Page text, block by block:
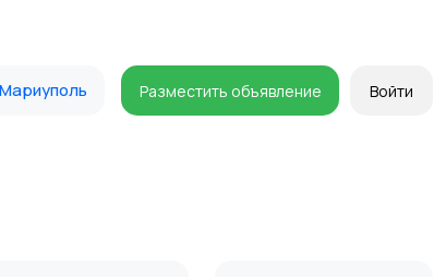
Мариуполь Разместить объявление Войти